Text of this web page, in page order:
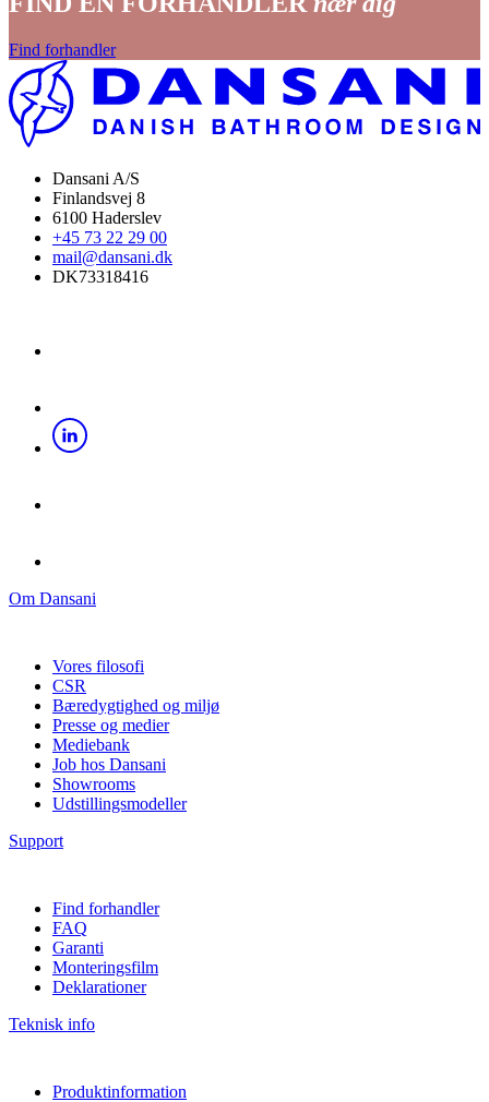
Find forhandler
Dansani A/S
Finlandsvej 8
6100 Haderslev
+45 73 22 29 00
mail@dansani.dk
DK73318416
Om Dansani
Vores filosofi
CSR
Bæredygtighed og miljø
Presse og medier
Mediebank
Job hos Dansani
Showrooms
Udstillingsmodeller
Support
Find forhandler
FAQ
Garanti
Monteringsfilm
Deklarationer
Teknisk info
Produktinformation